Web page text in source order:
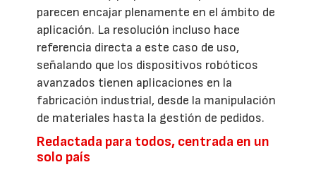
parecen encajar plenamente en el ámbito de
aplicación. La resolución incluso hace
referencia directa a este caso de uso,
señalando que los dispositivos robóticos
avanzados tienen aplicaciones en la
fabricación industrial, desde la manipulación
de materiales hasta la gestión de pedidos.
Redactada para todos, centrada en un
solo país